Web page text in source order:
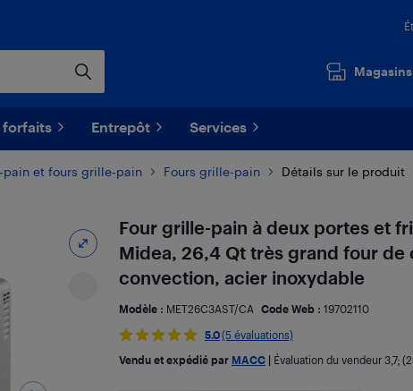
Magasins
forfaits Entrepôt Services
pain et fours grille-pain Fours grille-pain Détails sur le produit
Four grille-pain à deux portes et
Midea, 26,4 Qt très grand four de
convection, acier inoxydable
Modèle : MET26C3AST/CA Code Web : 19702110
5.0(5 évaluations)
Vendu et expédié par MACC| Évaluation du vendeur 3,7;